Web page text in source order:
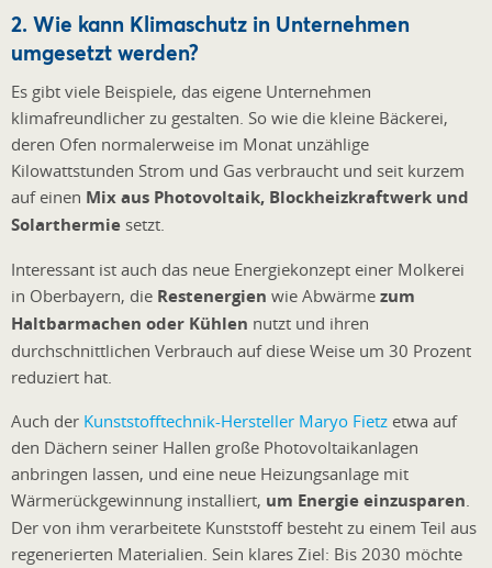
2. Wie kann Klimaschutz in Unternehmen
umgesetzt werden?
Es gibt viele Beispiele, das eigene Unternehmen
klimafreundlicher zu gestalten. So wie die kleine Bäckerei,
deren Ofen normalerweise im Monat unzählige
Kilowattstunden Strom und Gas verbraucht und seit kurzem
auf einen Mix aus Photovoltaik, Blockheizkraftwerk und
Solarthermie setzt.
Interessant ist auch das neue Energiekonzept einer Molkerei
in Oberbayern, die Restenergien wie Abwärme zum
Haltbarmachen oder Kühlen nutzt und ihren
durchschnittlichen Verbrauch auf diese Weise um 30 Prozent
reduziert hat.
Auch der Kunststofftechnik-Hersteller Maryo Fietz etwa auf
den Dächern seiner Hallen große Photovoltaikanlagen
anbringen lassen, und eine neue Heizungsanlage mit
Wärmerückgewinnung installiert, um Energie einzusparen.
Der von ihm verarbeitete Kunststoff besteht zu einem Teil aus
regenerierten Materialien. Sein klares Ziel: Bis 2030 möchte